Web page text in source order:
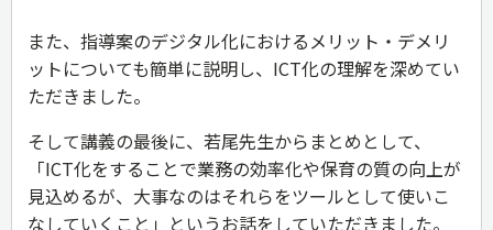
また、指導案のデジタル化におけるメリット・デメリ
ットについても簡単に説明し、ICT化の理解を深めてい
ただきました。
そして講義の最後に、若尾先生からまとめとして、
「ICT化をすることで業務の効率化や保育の質の向上が
見込めるが、大事なのはそれらをツールとして使いこ
なしていくこと」というお話をしていただきました。